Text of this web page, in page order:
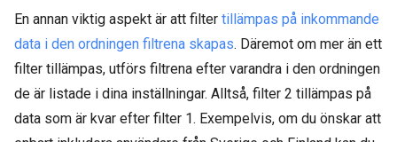
En annan viktig aspekt är att filter tillämpas på inkommande
data i den ordningen filtrena skapas. Däremot om mer än ett
filter tillämpas, utförs filtrena efter varandra i den ordningen
de är listade i dina inställningar. Alltså, filter 2 tillämpas på
data som är kvar efter filter 1. Exempelvis, om du önskar att